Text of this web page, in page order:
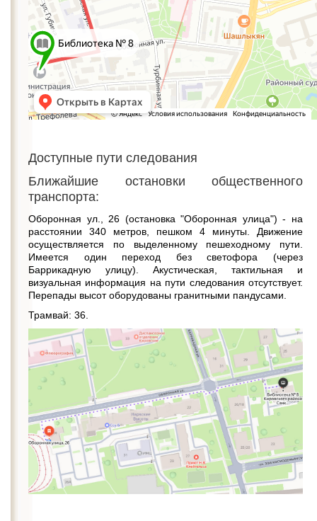
Доступные пути следования
Ближайшие остановки общественного
транспорта:
Оборонная ул., 26 (остановка "Оборонная улица") - на
расстоянии 340 метров, пешком 4 минуты. Движение
осуществляется по выделенному пешеходному пути.
Имеется один переход без светофора (через
Баррикадную улицу). Акустическая, тактильная и
визуальная информация на пути следования отсутствует.
Перепады высот оборудованы гранитными пандусами.
Трамвай: 36.